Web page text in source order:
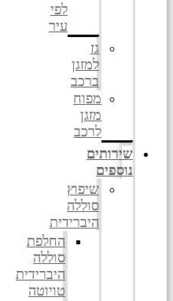
לפי
עיר
גז
למזגן
ברכב
מפוח
מזגן
לרכב
שירותים
נוספים
שיפוץ
סוללה
היברידית
החלפת
סוללה
היברידית
טויוטה